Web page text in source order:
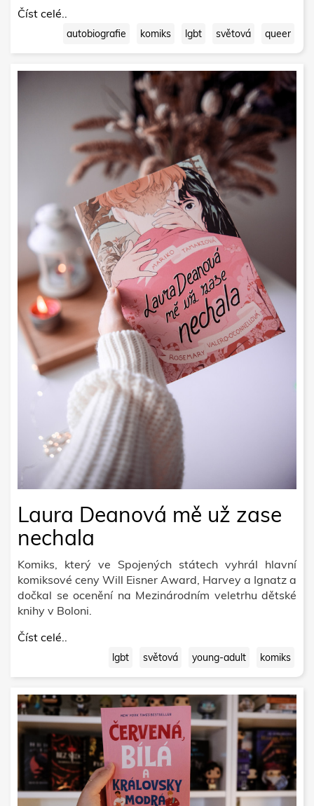
Číst celé..
autobiografie komiks lgbt světová queer
Laura Deanová mě už zase
nechala
Komiks, který ve Spojených státech vyhrál hlavní
komiksové ceny Will Eisner Award, Harvey a Ignatz a
dočkal se ocenění na Mezinárodním veletrhu dětské
knihy v Boloni.
Číst celé..
lgbt světová young-adult komiks